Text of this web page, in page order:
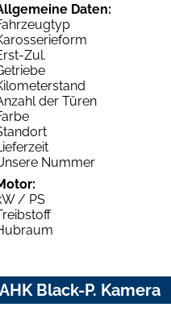
Daten:
Zul.
der Türen
Nummer
/ PS
Black-P. Kamera